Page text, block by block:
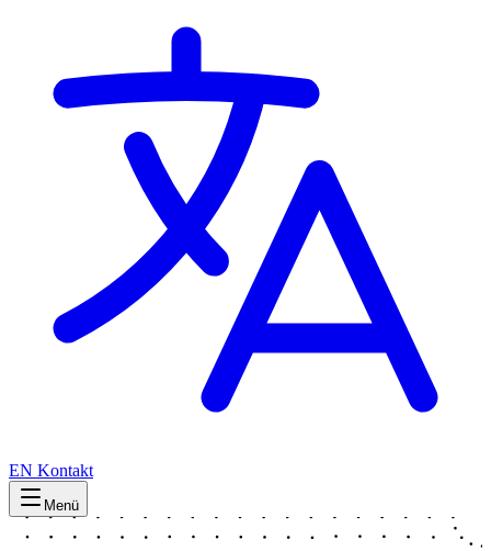
EN Kontakt
Menü